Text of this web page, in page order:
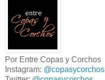
Por Entre Copas y Corchos
Instagram: @copasycorchos